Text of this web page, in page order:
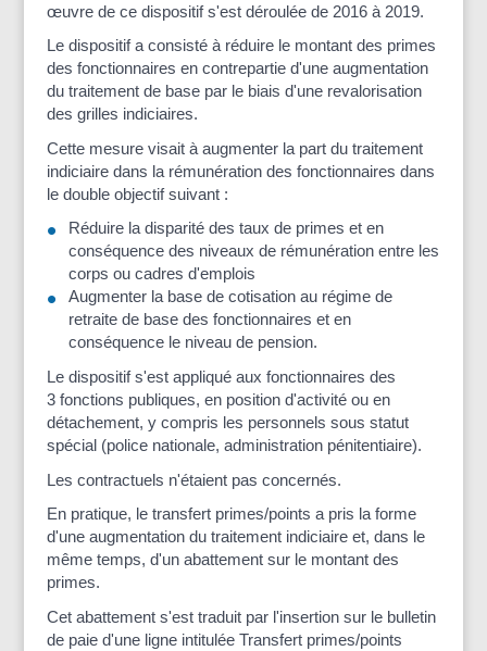
œuvre de ce dispositif s'est déroulée de 2016 à 2019.
Le dispositif a consisté à réduire le montant des primes
des fonctionnaires en contrepartie d'une augmentation
du traitement de base par le biais d'une revalorisation
des grilles indiciaires.
Cette mesure visait à augmenter la part du traitement
indiciaire dans la rémunération des fonctionnaires dans
le double objectif suivant :
Réduire la disparité des taux de primes et en
conséquence des niveaux de rémunération entre les
corps ou cadres d'emplois
Augmenter la base de cotisation au régime de
retraite de base des fonctionnaires et en
conséquence le niveau de pension.
Le dispositif s'est appliqué aux fonctionnaires des
3 fonctions publiques, en position d'activité ou en
détachement, y compris les personnels sous statut
spécial (police nationale, administration pénitentiaire).
Les contractuels n'étaient pas concernés.
En pratique, le transfert primes/points a pris la forme
d'une augmentation du traitement indiciaire et, dans le
même temps, d'un abattement sur le montant des
primes.
Cet abattement s'est traduit par l'insertion sur le bulletin
de paie d'une ligne intitulée Transfert primes/points